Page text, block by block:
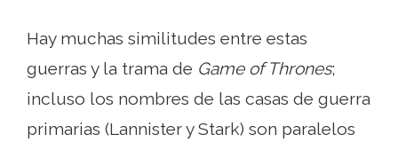
Hay muchas similitudes entre estas
guerras y la trama de Game of Thrones;
incluso los nombres de las casas de guerra
primarias (Lannister y Stark) son paralelos